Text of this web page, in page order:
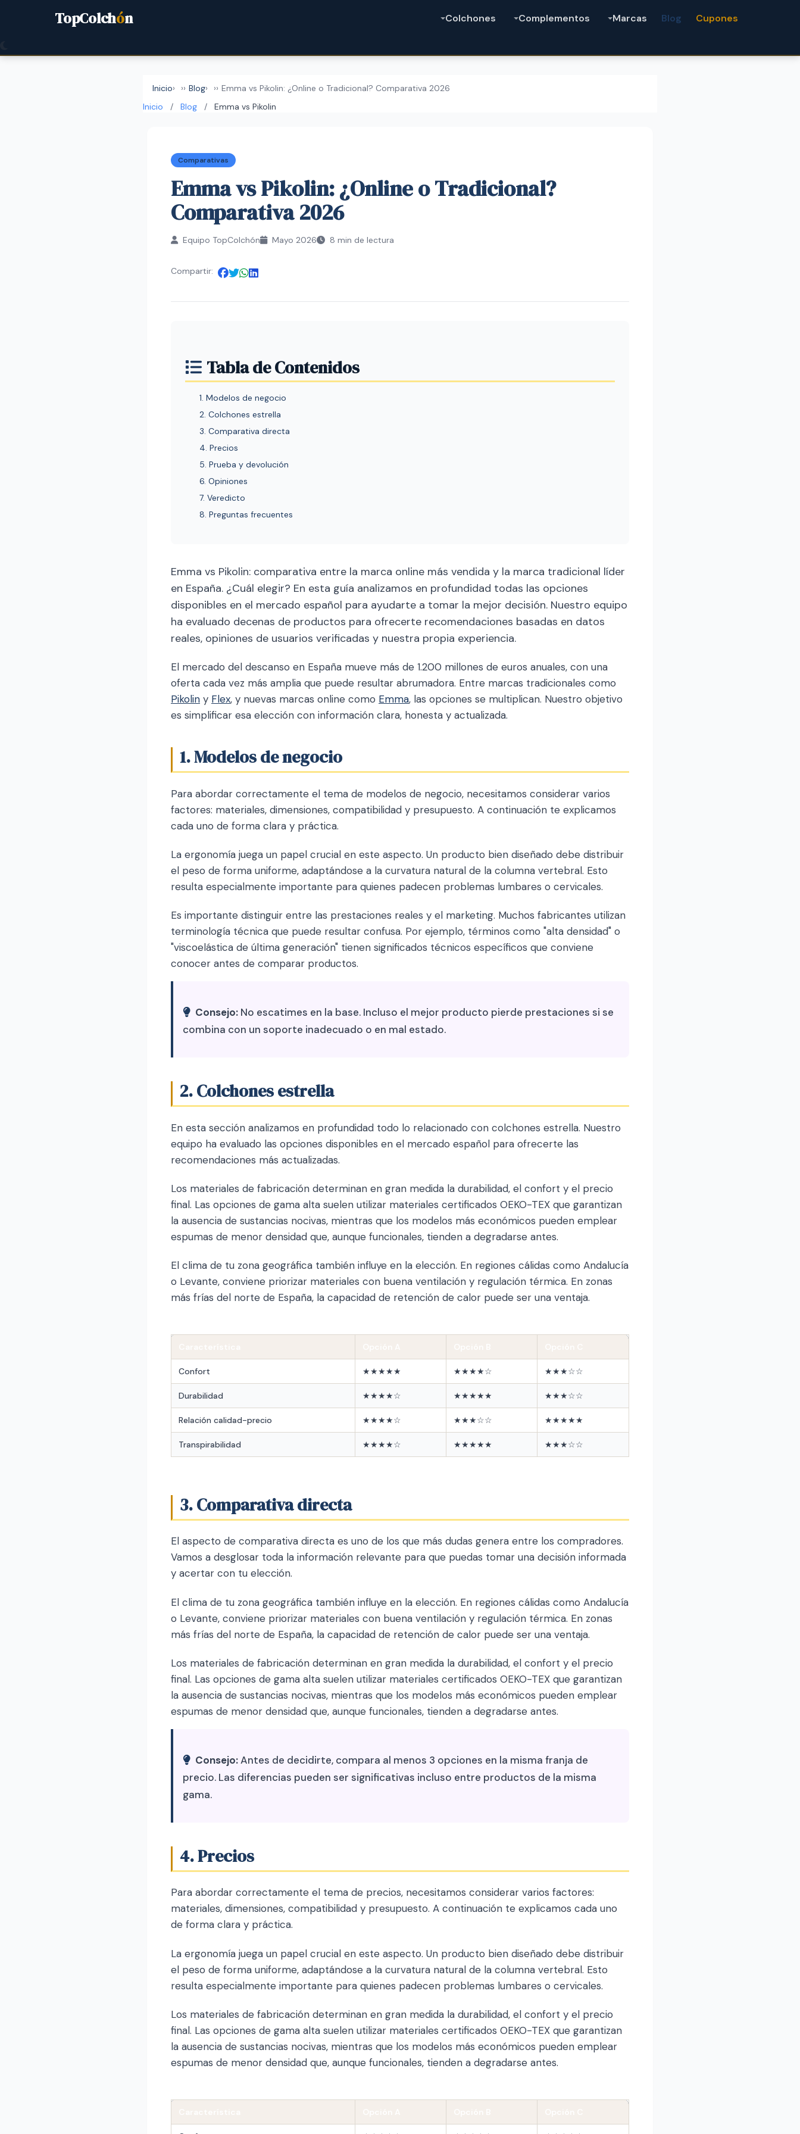
TopColchón Colchones Complementos Marcas Blog Cupones
Inicio › Blog › Emma vs Pikolin: ¿Online o Tradicional? Comparativa 2026
Inicio
/ Blog / Emma vs Pikolin
Comparativas
Emma vs Pikolin: ¿Online o Tradicional?
Comparativa 2026
Equipo TopColchón Mayo 2026 8 min de lectura
Compartir:
Tabla de Contenidos
1. Modelos de negocio
2. Colchones estrella
3. Comparativa directa
4. Precios
5. Prueba y devolución
6. Opiniones
7. Veredicto
8. Preguntas frecuentes
Emma vs Pikolin: comparativa entre la marca online más vendida y la marca tradicional líder
en España. ¿Cuál elegir? En esta guía analizamos en profundidad todas las opciones
disponibles en el mercado español para ayudarte a tomar la mejor decisión. Nuestro equipo
ha evaluado decenas de productos para ofrecerte recomendaciones basadas en datos
reales, opiniones de usuarios verificadas y nuestra propia experiencia.
El mercado del descanso en España mueve más de 1.200 millones de euros anuales, con una
oferta cada vez más amplia que puede resultar abrumadora. Entre marcas tradicionales como
Pikolin y Flex, y nuevas marcas online como Emma, las opciones se multiplican. Nuestro objetivo
es simplificar esa elección con información clara, honesta y actualizada.
1. Modelos de negocio
Para abordar correctamente el tema de modelos de negocio, necesitamos considerar varios
factores: materiales, dimensiones, compatibilidad y presupuesto. A continuación te explicamos
cada uno de forma clara y práctica.
La ergonomía juega un papel crucial en este aspecto. Un producto bien diseñado debe distribuir
el peso de forma uniforme, adaptándose a la curvatura natural de la columna vertebral. Esto
resulta especialmente importante para quienes padecen problemas lumbares o cervicales.
Es importante distinguir entre las prestaciones reales y el marketing. Muchos fabricantes utilizan
terminología técnica que puede resultar confusa. Por ejemplo, términos como "alta densidad" o
"viscoelástica de última generación" tienen significados técnicos específicos que conviene
conocer antes de comparar productos.
Consejo: No escatimes en la base. Incluso el mejor producto pierde prestaciones si se
combina con un soporte inadecuado o en mal estado.
2. Colchones estrella
En esta sección analizamos en profundidad todo lo relacionado con colchones estrella. Nuestro
equipo ha evaluado las opciones disponibles en el mercado español para ofrecerte las
recomendaciones más actualizadas.
Los materiales de fabricación determinan en gran medida la durabilidad, el confort y el precio
final. Las opciones de gama alta suelen utilizar materiales certificados OEKO-TEX que garantizan
la ausencia de sustancias nocivas, mientras que los modelos más económicos pueden emplear
espumas de menor densidad que, aunque funcionales, tienden a degradarse antes.
El clima de tu zona geográfica también influye en la elección. En regiones cálidas como Andalucía
o Levante, conviene priorizar materiales con buena ventilación y regulación térmica. En zonas
más frías del norte de España, la capacidad de retención de calor puede ser una ventaja.
Confort ★★★★★ ★★★★☆ ★★★☆☆
Durabilidad ★★★★☆ ★★★★★ ★★★☆☆
Relación calidad-precio ★★★★☆ ★★★☆☆ ★★★★★
Transpirabilidad ★★★★☆ ★★★★★ ★★★☆☆
3. Comparativa directa
El aspecto de comparativa directa es uno de los que más dudas genera entre los compradores.
Vamos a desglosar toda la información relevante para que puedas tomar una decisión informada
y acertar con tu elección.
El clima de tu zona geográfica también influye en la elección. En regiones cálidas como Andalucía
o Levante, conviene priorizar materiales con buena ventilación y regulación térmica. En zonas
más frías del norte de España, la capacidad de retención de calor puede ser una ventaja.
Los materiales de fabricación determinan en gran medida la durabilidad, el confort y el precio
final. Las opciones de gama alta suelen utilizar materiales certificados OEKO-TEX que garantizan
la ausencia de sustancias nocivas, mientras que los modelos más económicos pueden emplear
espumas de menor densidad que, aunque funcionales, tienden a degradarse antes.
Consejo:Antes de decidirte, compara al menos 3 opciones en la misma franja de
precio. Las diferencias pueden ser significativas incluso entre productos de la misma
gama.
4. Precios
Para abordar correctamente el tema de precios, necesitamos considerar varios factores:
materiales, dimensiones, compatibilidad y presupuesto. A continuación te explicamos cada uno
de forma clara y práctica.
La ergonomía juega un papel crucial en este aspecto. Un producto bien diseñado debe distribuir
el peso de forma uniforme, adaptándose a la curvatura natural de la columna vertebral. Esto
resulta especialmente importante para quienes padecen problemas lumbares o cervicales.
Los materiales de fabricación determinan en gran medida la durabilidad, el confort y el precio
final. Las opciones de gama alta suelen utilizar materiales certificados OEKO-TEX que garantizan
la ausencia de sustancias nocivas, mientras que los modelos más económicos pueden emplear
espumas de menor densidad que, aunque funcionales, tienden a degradarse antes.